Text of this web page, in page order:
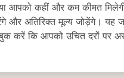
आपको कहीं और कम कीमत
और अतिरिक्त मूल्य जोड़ेंगे। यह
करें कि आपको उचित दरों पर